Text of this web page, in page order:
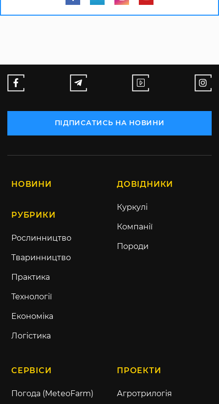
ПІДПИСАТИСЬ НА НОВИНИ
НОВИНИ
РУБРИКИ
Рослинництво
Тваринництво
Практика
Технології
Економіка
Логістика
ДОВІДНИКИ
Куркулі
Компанії
Породи
СЕРВІСИ
Погода (MeteoFarm)
ПРОЕКТИ
Агротрилогія